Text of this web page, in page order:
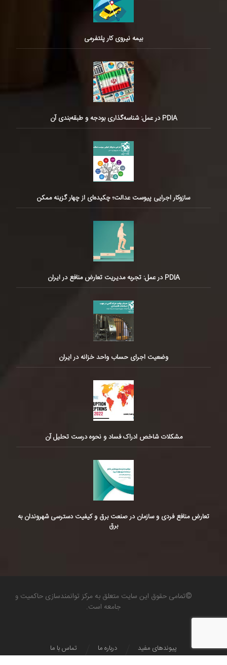
بیمه نیروی کار پلتفرمی
PDIA در عمل: شناسه‌گذاری بودجه و طبقه‌بندی آن
سازوکار اجرایی پیوست عدالت؛ چکیده‌ای از چهار گزینه ممکن
PDIA در عمل: تجربه مدیریت تعارض منافع در ایران
وضعیت اجرای حساب واحد خزانه در ایران
مشکلات شاخص ادراک فساد و نحوه درست تحلیل آن
تعارض منافع فردی و سازمان در صنعت برق و کیفیت دسترسی شهروندان به
برق
©تمامی حقوق این سایت متعلق به مرکز توانمندسازی حاکمیت و
جامعه است.
تماس با ما درباره ما پیوندهای مفید